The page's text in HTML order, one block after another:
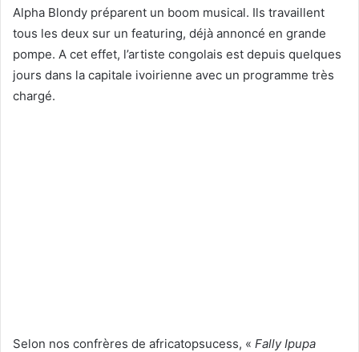
Alpha Blondy préparent un boom musical. Ils travaillent
tous les deux sur un featuring, déjà annoncé en grande
pompe. A cet effet, l’artiste congolais est depuis quelques
jours dans la capitale ivoirienne avec un programme très
chargé.
Selon nos confrères de africatopsucess, « Fally Ipupa